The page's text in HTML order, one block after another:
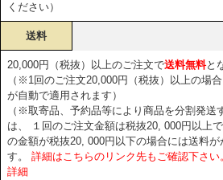
ください）
送料
20,000円（税抜）以上のご注文で送料無料と
（※1回のご注文20,000円（税抜）以上の場
が自動で適用されます）
（※取寄品、予約品等により商品を分割発送
は、 １回のご注文金額は税抜20, 000円以上
の金額が税抜20, 000円以下の場合には送料が
す。
詳細はこちらのリンク先もご確認下さ
詳細